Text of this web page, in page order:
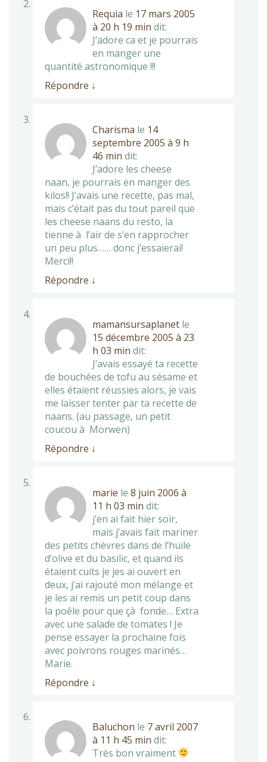
Requia le 17 mars 2005
à 20 h 19 min dit:
J’adore ca et je pourrais
en manger une
quantité astronomique !!!
Répondre ↓
Charisma le 14
septembre 2005 à 9 h
46 min dit:
J’adore les cheese
naan, je pourrais en manger des
kilos!! J’avais une recette, pas mal,
mais c’était pas du tout pareil que
les cheese naans du resto, la
tienne à l’air de s’en rapprocher
un peu plus…… donc j’essaierai!
Merci!!
Répondre ↓
mamansursaplanet le
15 décembre 2005 à 23
h 03 min dit:
J’avais essayé ta recette
de bouchées de tofu au sésame et
elles étaient réussies alors, je vais
me laisser tenter par ta recette de
naans. (au passage, un petit
coucou à Morwen)
Répondre ↓
marie le 8 juin 2006 à
11 h 03 min dit:
j’en ai fait hier soir,
mais j’avais fait mariner
des petits chèvres dans de l’huile
d’olive et du basilic, et quand ils
étaient cuits je jes ai ouvert en
deux, j’ai rajouté mon mélange et
je les ai remis un petit coup dans
la poêle pour que çà fonde… Extra
avec une salade de tomates ! Je
pense essayer la prochaine fois
avec poivrons rouges marinés…
Marie.
Répondre ↓
Baluchon le 7 avril 2007
à 11 h 45 min dit:
Très bon vraiment